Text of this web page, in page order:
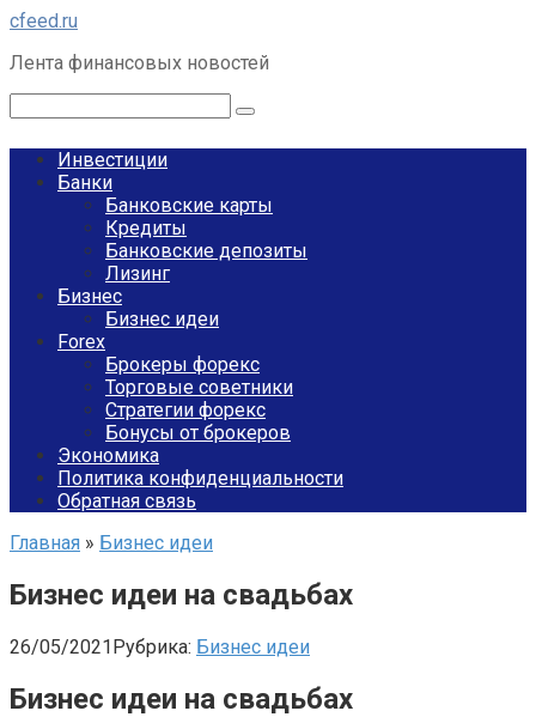
Перейти
контенту
cfeed.ru
Лента финансовых новостей
Инвестиции
Банки
Банковские карты
Кредиты
Банковские депозиты
Лизинг
Бизнес
Бизнес идеи
Forex
Брокеры форекс
Торговые советники
Стратегии форекс
Бонусы от брокеров
Экономика
Политика конфиденциальности
Обратная связь
Главная » Бизнес идеи
Бизнес идеи на свадьбах
26/05/2021Рубрика: Бизнес идеи
Бизнес идеи на свадьбах